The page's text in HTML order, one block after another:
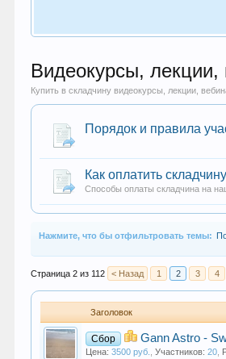
Видеокурсы,
Купить в складчину видеокурсы, лекции,
Порядок и правила
Как оплатить
Способы оплаты складчина на
Нажмите, что бы отфильтровать темы:
Страница 2 из 112 < Назад 1 2 3 4
Заголовок
Сбор Gann Astro -
Цена: 3500 руб. ,Участников: 20